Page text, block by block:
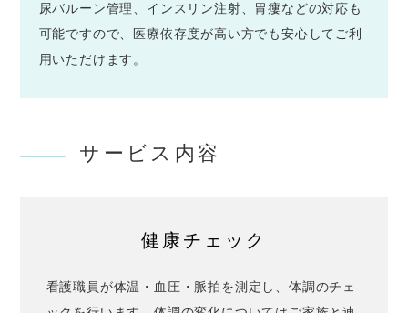
尿バルーン管理、インスリン注射、胃瘻などの対応も
可能ですので、医療依存度が高い方でも安心してご利
用いただけます。
サービス内容
健康チェック
看護職員が体温・血圧・脈拍を測定し、体調のチェ